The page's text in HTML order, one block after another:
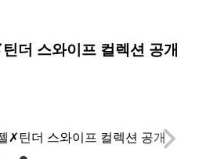
더 스와이프 컬렉션 공개